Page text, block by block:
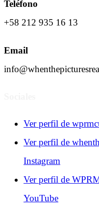
Teléfono
+58 212 935 16 13
Email
Ver perfil de
Ver perfil de
Instagram
Ver perfil de
YouTube